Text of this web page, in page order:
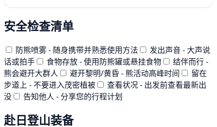
安全检查清单
防熊喷雾 - 随身携带并熟悉使用方法
发出声音 - 大声说
话或拍手
食物存放 - 使用防熊罐或悬挂食物
结伴而行 -
熊会避开大群人
避开黎明/黄昏 - 熊活动高峰时间
留在
步道上 - 不要进入茂密植被
查看状况 - 出发前查看最新出
没
告知他人 - 分享您的行程计划
赴日登山装备